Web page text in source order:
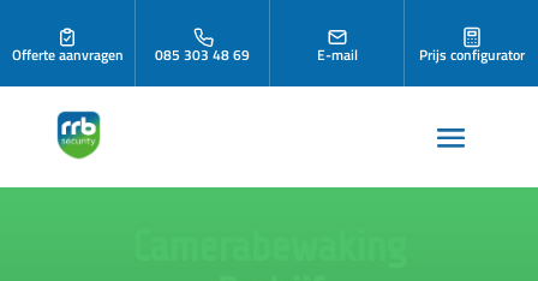
Offerte aanvragen 085 303 48 69 E-mail Prijs configurator